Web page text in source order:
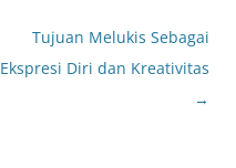
Tujuan Melukis Sebagai
Ekspresi Diri dan Kreativitas
→